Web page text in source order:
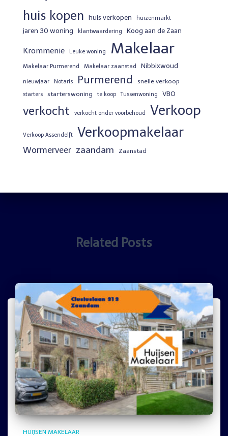
huis kopen huis verkopen huizenmarkt
jaren 30 woning klantwaardering Koog aan de Zaan
Krommenie Leuke woning Makelaar
Makelaar Purmerend Makelaar zaanstad Nibbixwoud
nieuwjaar Notaris Purmerend snelle verkoop
starters starterswoning te koop Tussenwoning VBO
verkocht verkocht onder voorbehoud Verkoop
Verkoop Assendelft Verkoopmakelaar
Wormerveer zaandam Zaanstad
Related Posts
HUIJSEN MAKELAAR